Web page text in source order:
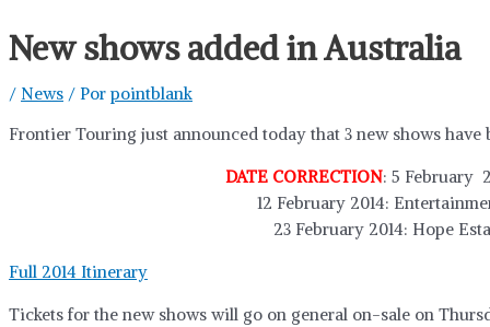
New shows added in Australia
/ News / Por pointblank
Frontier Touring just announced today that 3 new shows
DATE CORRECTION: 5 February
12 February 2014:
23 February 2014: Hope
Full 2014 Itinerary
Tickets for the new shows will go on general on-sale on